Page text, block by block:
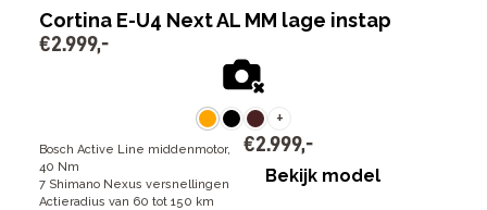
Cortina E-U4 Next AL MM lage instap
€2.999,-
+
Bosch Active Line middenmotor,
40 Nm
7 Shimano Nexus versnellingen
Actieradius van 60 tot 150 km
€2.999,-
Bekijk model